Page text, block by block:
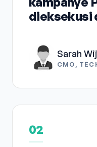
dieksekusi
Sarah
CMO,
02